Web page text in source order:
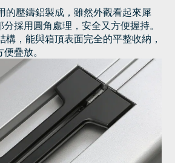
的壓鑄鋁製成，雖然外觀看起來犀
採用圓角處理，安全又方便握持。
，能與箱頂表面完全的平整收納，
疊放。